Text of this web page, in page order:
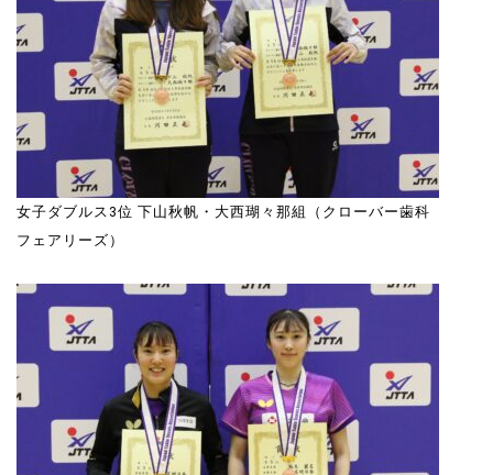
女子ダブルス3位 下山秋帆・大西瑚々那組（クローバー歯科
フェアリーズ）